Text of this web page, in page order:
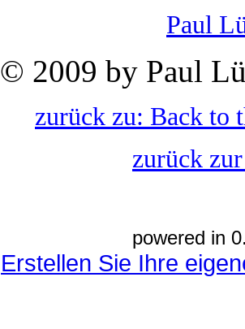
Paul
© 2009 by Paul
zurück zu: Back to
zurück
powered in
Erstellen Sie Ihre